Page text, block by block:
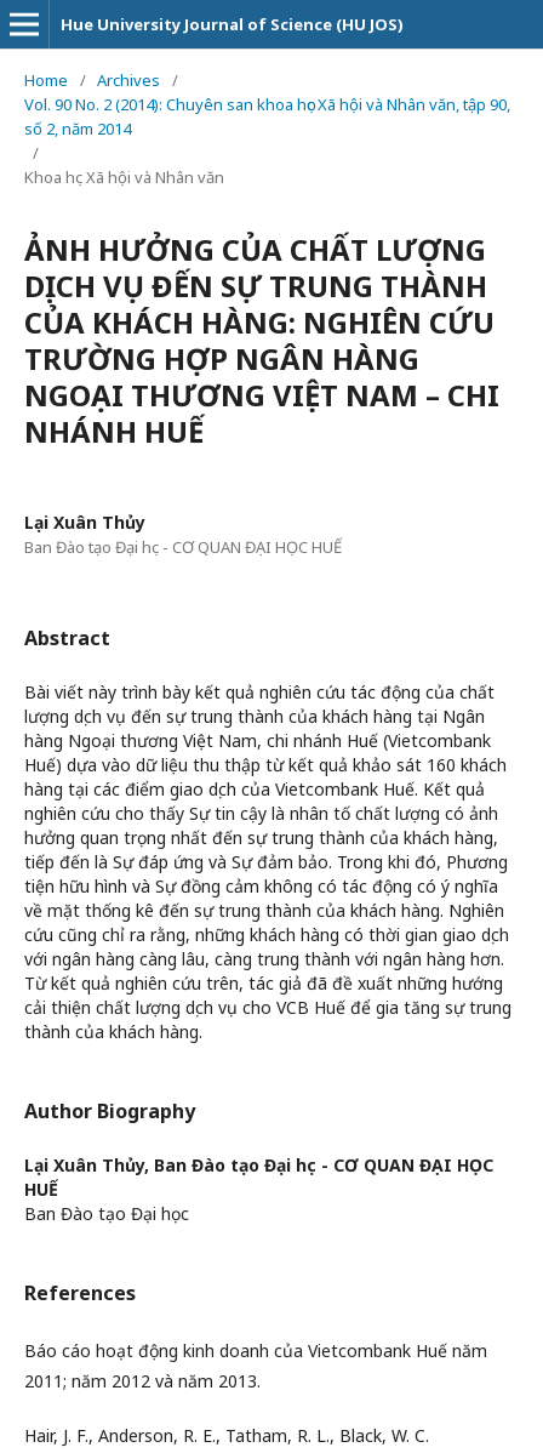
Hue University Journal of Science (HU JOS)
Home / Archives
/
Vol. 90 No. 2 (2014): Chuyên san khoa học Xã hội và Nhân văn, tập 90,
số 2, năm 2014
/
Khoa học Xã hội và Nhân văn
ẢNH HƯỞNG CỦA CHẤT LƯỢNG
DỊCH VỤ ĐẾN SỰ TRUNG THÀNH
CỦA KHÁCH HÀNG: NGHIÊN CỨU
TRƯỜNG HỢP NGÂN HÀNG
NGOẠI THƯƠNG VIỆT NAM – CHI
NHÁNH HUẾ
Lại Xuân Thủy
Ban Đào tạo Đại học - CƠ QUAN ĐẠI HỌC HUẾ
Abstract
Bài viết này trình bày kết quả nghiên cứu tác động của chất
lượng dịch vụ đến sự trung thành của khách hàng tại Ngân
hàng Ngoại thương Việt Nam, chi nhánh Huế (Vietcombank
Huế) dựa vào dữ liệu thu thập từ kết quả khảo sát 160 khách
hàng tại các điểm giao dịch của Vietcombank Huế. Kết quả
nghiên cứu cho thấy Sự tin cậy là nhân tố chất lượng có ảnh
hưởng quan trọng nhất đến sự trung thành của khách hàng,
tiếp đến là Sự đáp ứng và Sự đảm bảo. Trong khi đó, Phương
tiện hữu hình và Sự đồng cảm không có tác động có ý nghĩa
về mặt thống kê đến sự trung thành của khách hàng. Nghiên
cứu cũng chỉ ra rằng, những khách hàng có thời gian giao dịch
với ngân hàng càng lâu, càng trung thành với ngân hàng hơn.
Từ kết quả nghiên cứu trên, tác giả đã đề xuất những hướng
cải thiện chất lượng dịch vụ cho VCB Huế để gia tăng sự trung
thành của khách hàng.
Author Biography
Lại Xuân Thủy, Ban Đào tạo Đại học - CƠ QUAN ĐẠI HỌC
HUẾ
Ban Đào tạo Đại học
References
Báo cáo hoạt động kinh doanh của Vietcombank Huế năm
2011; năm 2012 và năm 2013.
Hair, J. F., Anderson, R. E., Tatham, R. L., Black, W. C.